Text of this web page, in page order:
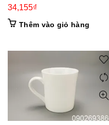
34,155₫
Thêm vào giỏ hàng